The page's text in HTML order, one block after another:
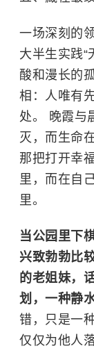
一场深刻的
大半生实践“
酸和漫长的
相：人唯有
处。 晚霞与
灭，而生命
那把打开幸
里，而在自
里。
当公园里下
兴致勃勃比
的老姐妹，
划，一种静
错，只是一
仅仅为他人